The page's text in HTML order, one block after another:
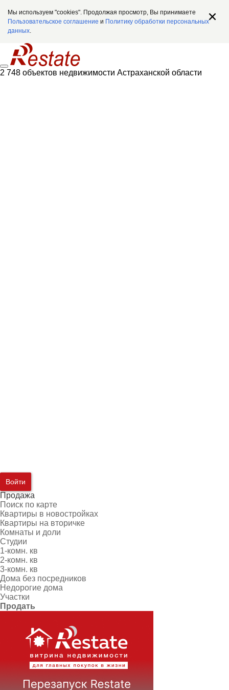
Мы используем "cookies". Продолжая просмотр, Вы принимаете
Пользовательское соглашение и Политику обработки персональных
данных.
2 748 объектов недвижимости Астраханской области
Войти
Продажа
Поиск по карте
Квартиры в новостройках
Квартиры на вторичке
Комнаты и доли
Студии
1-комн. кв
2-комн. кв
3-комн. кв
Дома без посредников
Недорогие дома
Участки
Продать